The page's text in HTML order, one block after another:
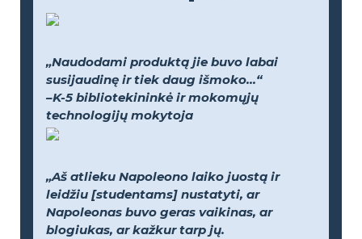
„Naudodami produktą jie buvo labai
susijaudinę ir tiek daug išmoko...“
–K-5 bibliotekininkė ir mokomųjų
technologijų mokytoja
„Aš atlieku Napoleono laiko juostą ir
leidžiu [studentams] nustatyti, ar
Napoleonas buvo geras vaikinas, ar
blogiukas, ar kažkur tarp jų.